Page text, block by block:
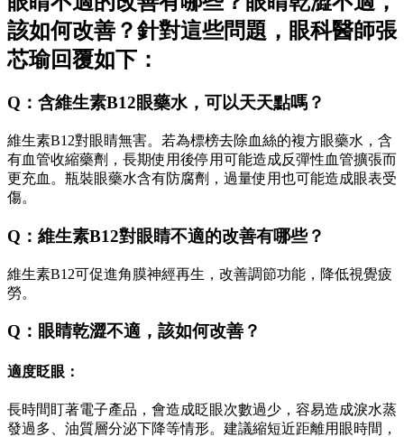
該如何改善？針對這些問題，眼科醫師張
芯瑜回覆如下：
Q：含維生素B12眼藥水，可以天天點嗎？
維生素B12對眼睛無害。若為標榜去除血絲的複方眼藥水，含
有血管收縮藥劑，長期使用後停用可能造成反彈性血管擴張而
更充血。瓶裝眼藥水含有防腐劑，過量使用也可能造成眼表受
傷。
Q：維生素B12對眼睛不適的改善有哪些？
維生素B12可促進角膜神經再生，改善調節功能，降低視覺疲
勞。
Q：眼睛乾澀不適，該如何改善？
適度眨眼：
長時間盯著電子產品，會造成眨眼次數過少，容易造成淚水蒸
發過多、油質層分泌下降等情形。建議縮短近距離用眼時間，